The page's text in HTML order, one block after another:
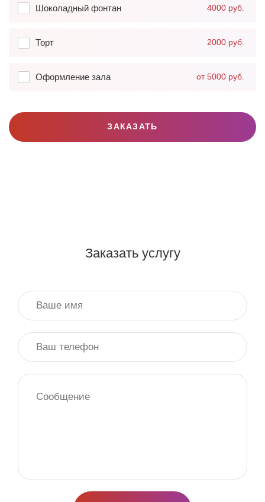
Шоколадный фонтан 4000 руб.
Торт 2000 руб.
Оформление зала от 5000 руб.
ЗАКАЗАТЬ
Заказать услугу